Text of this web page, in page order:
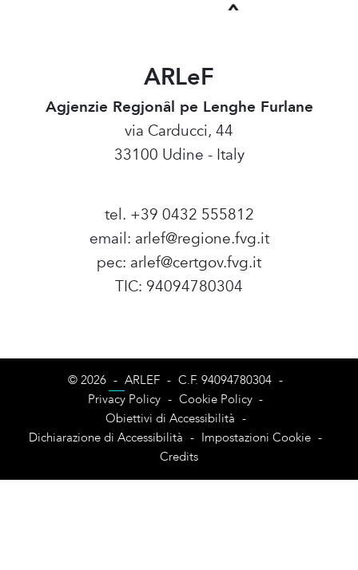
ARLeF
Agjenzie Regjonâl pe Lenghe Furlane
via Carducci, 44
33100 Udine - Italy
tel. +39 0432 555812
email: arlef@regione.fvg.it
pec: arlef@certgov.fvg.it
TIC: 94094780304
© 2026 - ARLEF - C.F. 94094780304 -
Privacy Policy - Cookie Policy -
Obiettivi di Accessibilità -
Dichiarazione di Accessibilità - Impostazioni Cookie -
Credits